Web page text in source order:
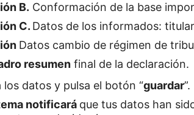
B. Conformación de la base
C. Datos de los informados:
Datos cambio de régimen de
resumenfinal de la declaración.
los datos y pulsa el botón “guardar”.
notificará que tus datos han